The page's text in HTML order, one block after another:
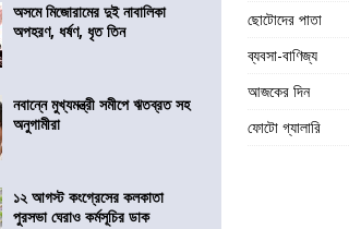
অসমে মিজোরামের দুই নাবালিকা
অপহরণ, ধর্ষণ, ধৃত তিন
নবান্নে মুখ্যমন্ত্রী সমীপে ঋতব্রত সহ
অনুগামীরা
১২ আগস্ট কংগ্রেসের কলকাতা
পুরসভা ঘেরাও কর্মসূচির ডাক
ছোটোদের পাতা
ব্যবসা-বাণিজ্য
আজকের দিন
ফোটো গ্যালারি